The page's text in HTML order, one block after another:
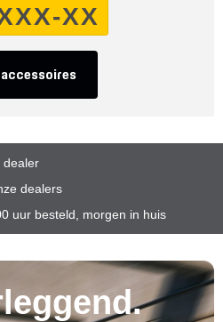
dealer
dealers
uur besteld, morgen in huis